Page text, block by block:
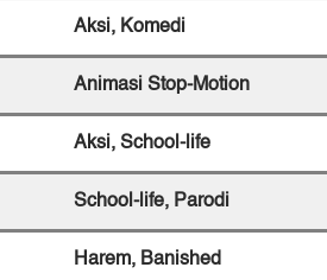
Aksi, Komedi
Animasi Stop-Motion
Aksi, School-life
School-life, Parodi
Harem, Banished